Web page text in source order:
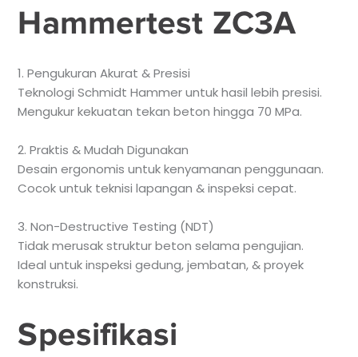
Hammertest ZC3A
1. Pengukuran Akurat & Presisi
Teknologi Schmidt Hammer untuk hasil lebih presisi.
Mengukur kekuatan tekan beton hingga 70 MPa.
2. Praktis & Mudah Digunakan
Desain ergonomis untuk kenyamanan penggunaan.
Cocok untuk teknisi lapangan & inspeksi cepat.
3. Non-Destructive Testing (NDT)
Tidak merusak struktur beton selama pengujian.
Ideal untuk inspeksi gedung, jembatan, & proyek
konstruksi.
Spesifikasi